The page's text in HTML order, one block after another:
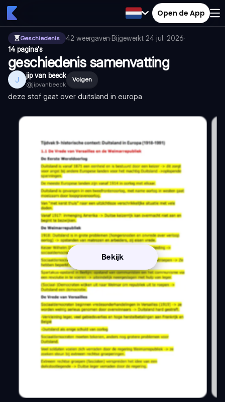
Open de App
Geschiedenis 42 weergaven·Bijgewerkt 24 jul. 2026·
14 pagina's
geschiedenis samenvatting
J jip van beeck
@jipvanbeeck
Volgen
deze stof gaat over duitsland in europa
Bekijk